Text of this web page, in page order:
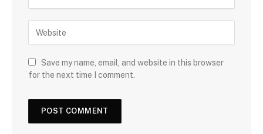
Save my name, email, and website in this browser
for the next time I comment.